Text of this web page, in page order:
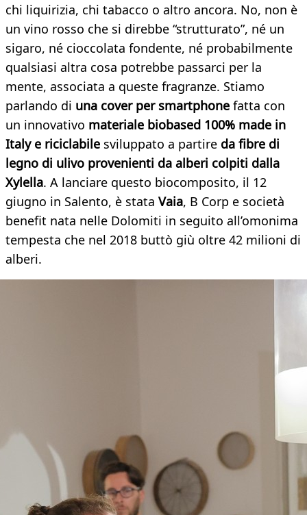
chi liquirizia, chi tabacco o altro ancora. No, non è
un vino rosso che si direbbe “strutturato”, né un
sigaro, né cioccolata fondente, né probabilmente
qualsiasi altra cosa potrebbe passarci per la
mente, associata a queste fragranze. Stiamo
parlando di una cover per smartphone fatta con
un innovativo materiale biobased 100% made in
Italy e riciclabile sviluppato a partire da fibre di
legno di ulivo provenienti da alberi colpiti dalla
Xylella. A lanciare questo biocomposito, il 12
giugno in Salento, è stata Vaia, B Corp e società
benefit nata nelle Dolomiti in seguito all’omonima
tempesta che nel 2018 buttò giù oltre 42 milioni di
alberi.